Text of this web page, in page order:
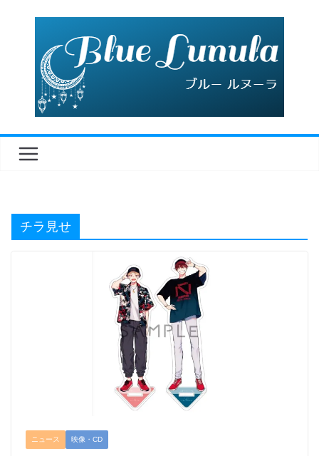
チラ見せ
ニュース 映像・CD